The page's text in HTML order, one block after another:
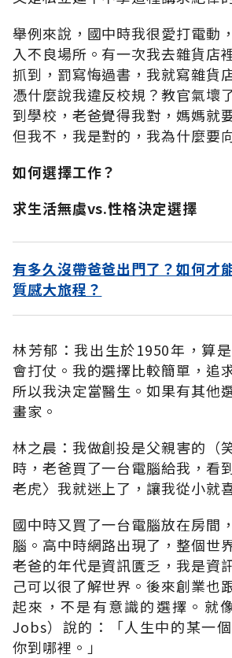
舉例來說，國中時我很愛打電動
入不良場所。有一次我去雜貨店
抓到，罰寫悔過書，我就寫雜貨
憑什麼說我違反校規？教官氣壞
到學校，老爸覺得我對，媽媽就
但我不，我是對的，我為什麼要
如何選擇工作？
求生活無虞vs.性格決定選擇
有多久沒帶爸爸出門了？如何才
質感大旅程？
林芳郁：我出生於1950年，算
會打仗。我的選擇比較簡單，追
所以我決定當醫生。如果有其他
畫家。
林之晨：我做創投是父親害的（
時，老爸買了一台電腦給我，看
老虎〉我就迷上了，讓我從小就
國中時又買了一台電腦放在房間
腦。高中時網路出現了，整個世
老爸的年代是資訊匱乏，我是資
己可以很了解世界。後來創業也
起來，不是有意識的選擇。就
Jobs）說的：「人生中的某一
你到哪裡。」